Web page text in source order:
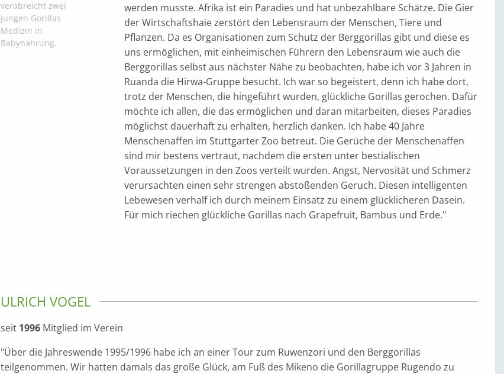
verabreicht zwei
jungen Gorillas
Medizin in
Babynahrung.
werden musste. Afrika ist ein Paradies und hat unbezahlbare Schätze. Die Gier
der Wirtschaftshaie zerstört den Lebensraum der Menschen, Tiere und
Pflanzen. Da es Organisationen zum Schutz der Berggorillas gibt und diese es
uns ermöglichen, mit einheimischen Führern den Lebensraum wie auch die
Berggorillas selbst aus nächster Nähe zu beobachten, habe ich vor 3 Jahren in
Ruanda die Hirwa-Gruppe besucht. Ich war so begeistert, denn ich habe dort,
trotz der Menschen, die hingeführt wurden, glückliche Gorillas gerochen. Dafür
möchte ich allen, die das ermöglichen und daran mitarbeiten, dieses Paradies
möglichst dauerhaft zu erhalten, herzlich danken. Ich habe 40 Jahre
Menschenaffen im Stuttgarter Zoo betreut. Die Gerüche der Menschenaffen
sind mir bestens vertraut, nachdem die ersten unter bestialischen
Voraussetzungen in den Zoos verteilt wurden. Angst, Nervosität und Schmerz
verursachten einen sehr strengen abstoßenden Geruch. Diesen intelligenten
Lebewesen verhalf ich durch meinem Einsatz zu einem glücklicheren Dasein.
Für mich riechen glückliche Gorillas nach Grapefruit, Bambus und Erde."
ULRICH VOGEL
seit 1996 Mitglied im Verein
"Über die Jahreswende 1995/1996 habe ich an einer Tour zum Ruwenzori und den Berggorillas
teilgenommen. Wir hatten damals das große Glück, am Fuß des Mikeno die Gorillagruppe Rugendo zu